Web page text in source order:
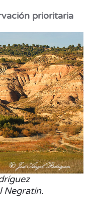
prioritaria
Negratín.